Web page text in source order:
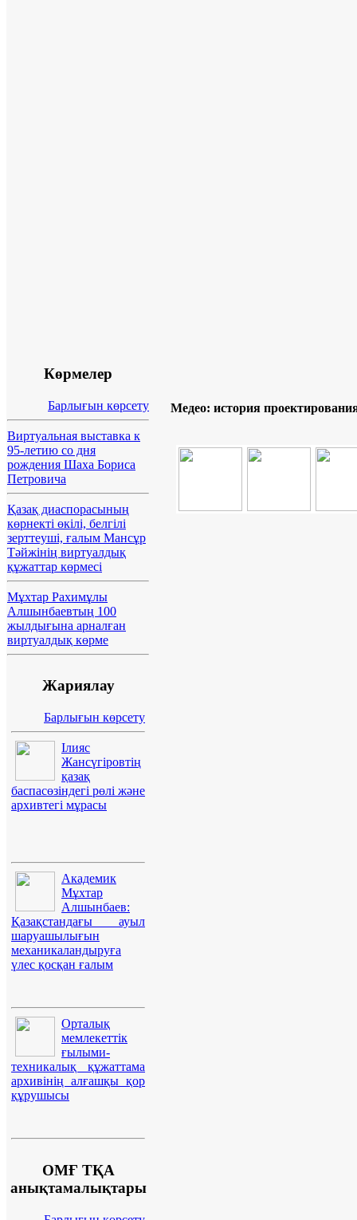
Көрмелер
Барлығын көрсету
Виртуальная выставка к
95-летию со дня
рождения Шаха Бориса
Петровича
Қазақ диаспорасының
көрнекті өкілі, белгілі
зерттеуші, ғалым Мансұр
Тәйжінің виртуалдық
құжаттар көрмесі
Мұхтар Рахимұлы
Алшынбаевтың 100
жылдығына арналған
виртуалдық көрме
Жариялау
Барлығын көрсету
Ілияс
Жансүгіровтің
қазақ
баспасөзіндегі рөлі және
архивтегі мұрасы
Академик
Мұхтар
Алшынбаев:
Қазақстандағы ауыл
шаруашылығын
механикаландыруға
үлес қосқан ғалым
Орталық
мемлекеттік
ғылыми-
техникалық құжаттама
архивінің алғашқы қор
құрушысы
ОМҒ ТҚА
анықтамалықтары
Медео: история